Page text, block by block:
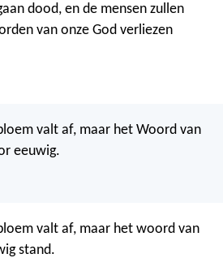
dood, en de mensen zullen
van onze God verliezen
valt af, maar het Woord van
eeuwig.
valt af, maar het woord van
stand.